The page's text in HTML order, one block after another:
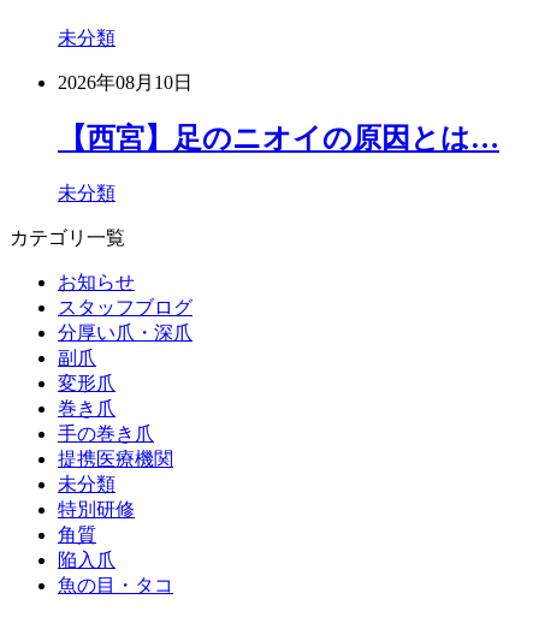
未分類
2026年08月10日
【西宮】足のニオイの原因とは…
未分類
カテゴリ一覧
お知らせ
スタッフブログ
分厚い爪・深爪
副爪
変形爪
巻き爪
手の巻き爪
提携医療機関
未分類
特別研修
角質
陥入爪
魚の目・タコ